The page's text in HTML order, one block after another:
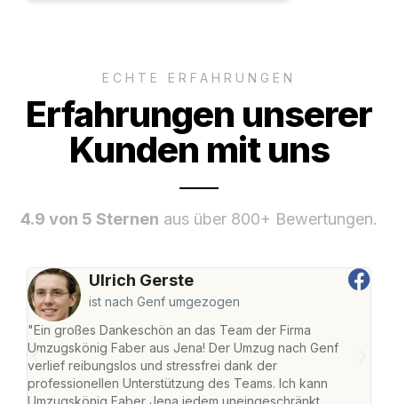
ECHTE ERFAHRUNGEN
Erfahrungen unserer
Kunden mit uns
4.9 von 5 Sternen aus über 800+ Bewertungen.
Ulrich Gerste
ist nach Genf umgezogen
"Ein großes Dankeschön an das Team der Firma
Umzugskönig Faber aus Jena! Der Umzug nach Genf
verlief reibungslos und stressfrei dank der
professionellen Unterstützung des Teams. Ich kann
Umzugskönig Faber Jena jedem uneingeschränkt